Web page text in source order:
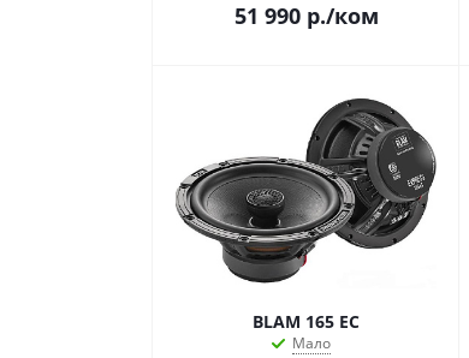
51 990р./ком
BLAM 165 EC
Мало